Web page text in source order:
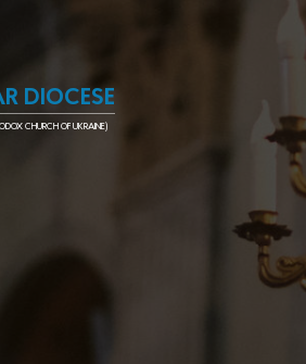
DIOCESE
CHURCH OF UKRAINE)